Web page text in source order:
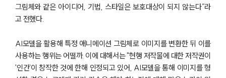
그림체와 같은 아이디어, 기법, 스타일은 보호대상이 되지 않는다”라
고 전했다.
AI모델을 활용해 특정 애니메이션 그림체로 이미지를 변환한 뒤 이를
사용하는 행위는 어떨까. 이에 대해서는 "현행 저작물에 대한 저작권이
'인간'이 창작한 것에 한해 인정되고 있어, AI모델을 통해 이미지를 형